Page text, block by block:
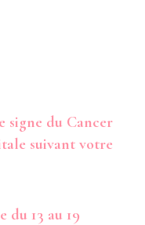
signe du Cancer
suivant votre
du 13 au 19